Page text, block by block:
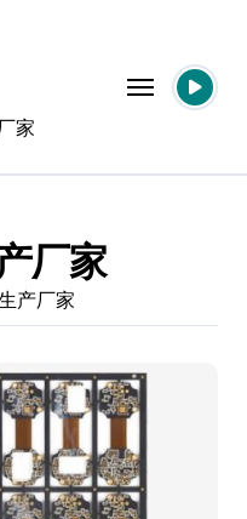
家
厂家
产厂家